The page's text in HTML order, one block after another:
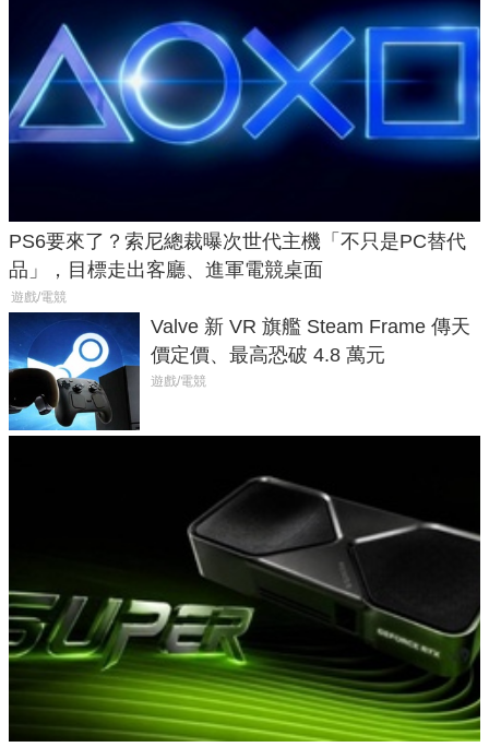
PS6要來了？索尼總裁曝次世代主機「不只是PC替代
品」，目標走出客廳、進軍電競桌面
遊戲/電競
Valve 新 VR 旗艦 Steam Frame 傳天
價定價、最高恐破 4.8 萬元
遊戲/電競